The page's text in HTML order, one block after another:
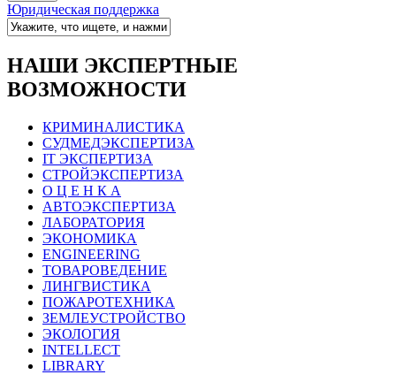
Юридическая поддержка
НАШИ ЭКСПЕРТНЫЕ
ВОЗМОЖНОСТИ
КРИМИНАЛИСТИКА
СУДМЕДЭКСПЕРТИЗА
IT ЭКСПЕРТИЗА
СТРОЙЭКСПЕРТИЗА
О Ц Е Н К А
АВТОЭКСПЕРТИЗА
ЛАБОРАТОРИЯ
ЭКОНОМИКА
ENGINEERING
ТОВАРОВЕДЕНИЕ
ЛИНГВИСТИКА
ПОЖАРОТЕХНИКА
ЗЕМЛЕУСТРОЙСТВО
ЭКОЛОГИЯ
INTELLECT
LIBRARY